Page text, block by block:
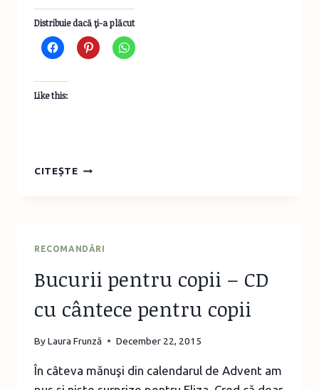
Distribuie dacă ţi-a plăcut
Like this:
CITEȘTECALENDARUL
DE
RECOMANDĂRI
Bucurii pentru copii – CD
cu cântece pentru copii
ByLaura Frunză December 22, 2015
În câteva mănuşi din calendarul de Advent am